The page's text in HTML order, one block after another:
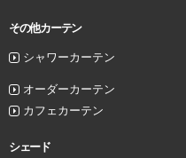
その他カーテン
シャワーカーテン
オーダーカーテン
カフェカーテン
シェード